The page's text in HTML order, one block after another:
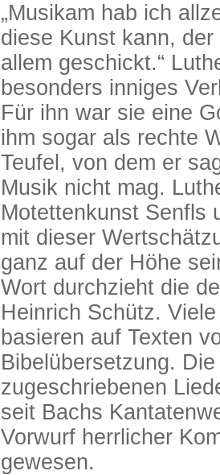
„Musikam hab ich
diese Kunst kann,
allem geschickt.“
besonders inniges
Für ihn war sie eine
ihm sogar als rechte
Teufel, von dem er
Musik nicht mag.
Motettenkunst Senfls
mit dieser
ganz auf der Höhe
Wort durchzieht die
Heinrich Schütz.
basieren auf Texten
Bibelübersetzung. Die
zugeschriebenen
seit Bachs
Vorwurf herrlicher
gewesen.